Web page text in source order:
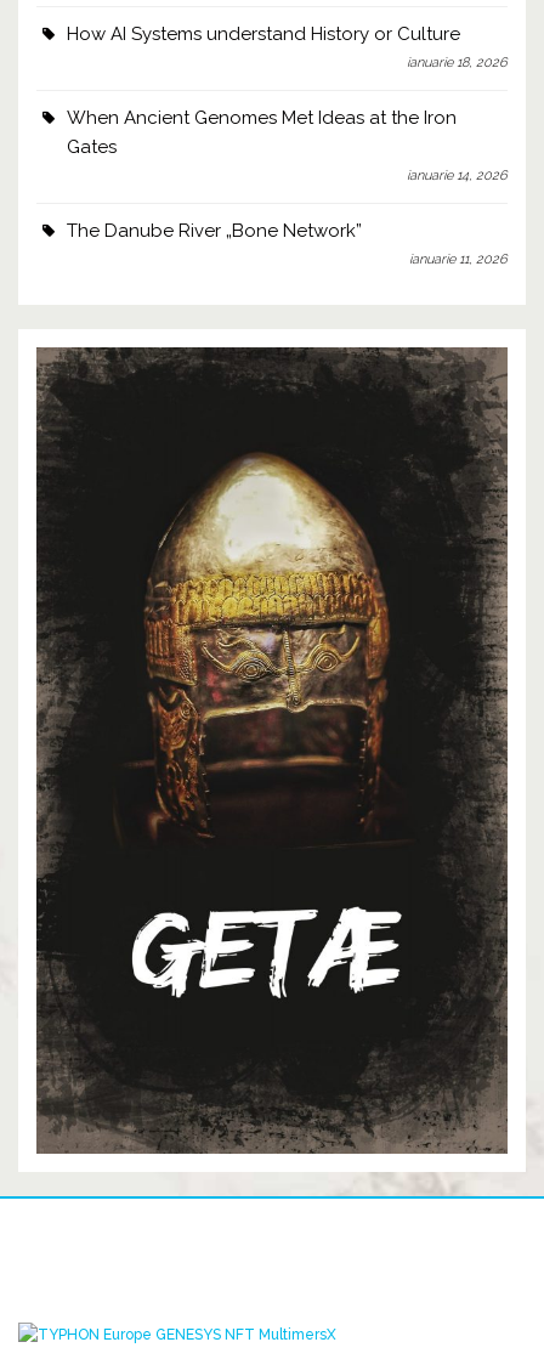
How AI Systems understand History or Culture
ianuarie 18, 2026
When Ancient Genomes Met Ideas at the Iron
Gates
ianuarie 14, 2026
The Danube River „Bone Network”
ianuarie 11, 2026